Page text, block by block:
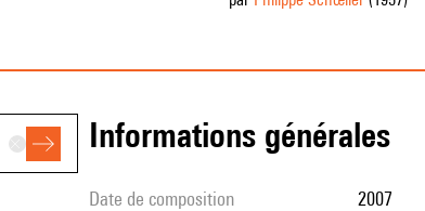
informations générales
date de composition 2007